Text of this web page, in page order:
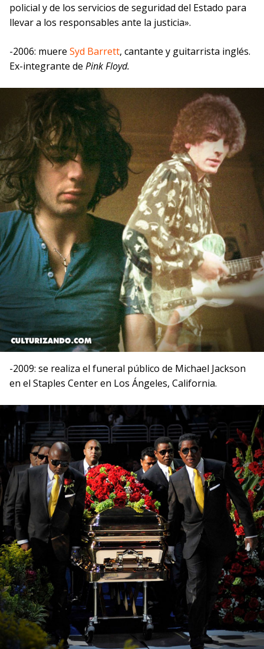
policial y de los servicios de seguridad del Estado para
llevar a los responsables ante la justicia».
-2006: muere Syd Barrett, cantante y guitarrista inglés.
Ex-integrante de Pink Floyd.
-2009: se realiza el funeral público de Michael Jackson
en el Staples Center en Los Ángeles, California.